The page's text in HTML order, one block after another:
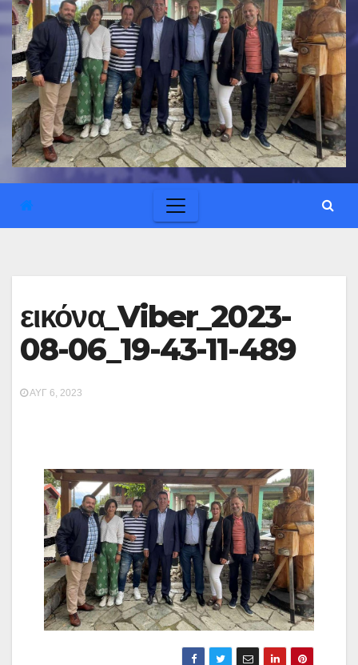
εικόνα_Viber_2023-
08-06_19-43-11-489
ΑΥΓ 6, 2023